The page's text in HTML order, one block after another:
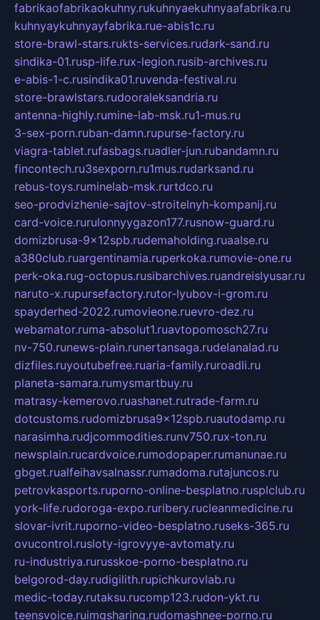
fabrikaofabrikaokuhny.rukuhnyaekuhnyaafabrika.ru
kuhnyaykuhnyayfabrika.rue-abis1c.ru
store-brawl-stars.rukts-services.rudark-sand.ru
sindika-01.rusp-life.rux-legion.rusib-archives.ru
e-abis-1-c.rusindika01.ruvenda-festival.ru
store-brawlstars.rudooraleksandria.ru
antenna-highly.rumine-lab-msk.ru1-mus.ru
3-sex-porn.ruban-damn.rupurse-factory.ru
viagra-tablet.rufasbags.ruadler-jun.rubandamn.ru
fincontech.ru3sexporn.ru1mus.rudarksand.ru
rebus-toys.ruminelab-msk.rurtdco.ru
seo-prodvizhenie-sajtov-stroitelnyh-kompanij.ru
card-voice.rurulonnyygazon177.rusnow-guard.ru
domizbrusa-9x12spb.rudemaholding.ruaalse.ru
a380club.ruargentinamia.ruperkoka.rumovie-one.ru
perk-oka.rug-octopus.rusibarchives.ruandreislyusar.ru
naruto-x.rupursefactory.rutor-lyubov-i-grom.ru
spayderhed-2022.rumovieone.ruevro-dez.ru
webamator.ruma-absolut1.ruavtopomosch27.ru
nv-750.runews-plain.runertansaga.rudelanalad.ru
dizfiles.ruyoutubefree.ruaria-family.ruroadli.ru
planeta-samara.rumysmartbuy.ru
matrasy-kemerovo.ruashanet.rutrade-farm.ru
dotcustoms.rudomizbrusa9x12spb.ruautodamp.ru
narasimha.rudjcommodities.runv750.rux-ton.ru
newsplain.rucardvoice.rumodopaper.rumanunae.ru
gbget.rualfeihavsalnassr.rumadoma.rutajuncos.ru
petrovkasports.ruporno-online-besplatno.rusplclub.ru
york-life.rudoroga-expo.ruribery.rucleanmedicine.ru
slovar-ivrit.ruporno-video-besplatno.ruseks-365.ru
ovucontrol.rusloty-igrovyye-avtomaty.ru
ru-industriya.rurusskoe-porno-besplatno.ru
belgorod-day.rudigilith.rupichkurovlab.ru
medic-today.rutaksu.rucomp123.rudon-ykt.ru
teensvoice.ruimgsharing.rudomashnee-porno.ru